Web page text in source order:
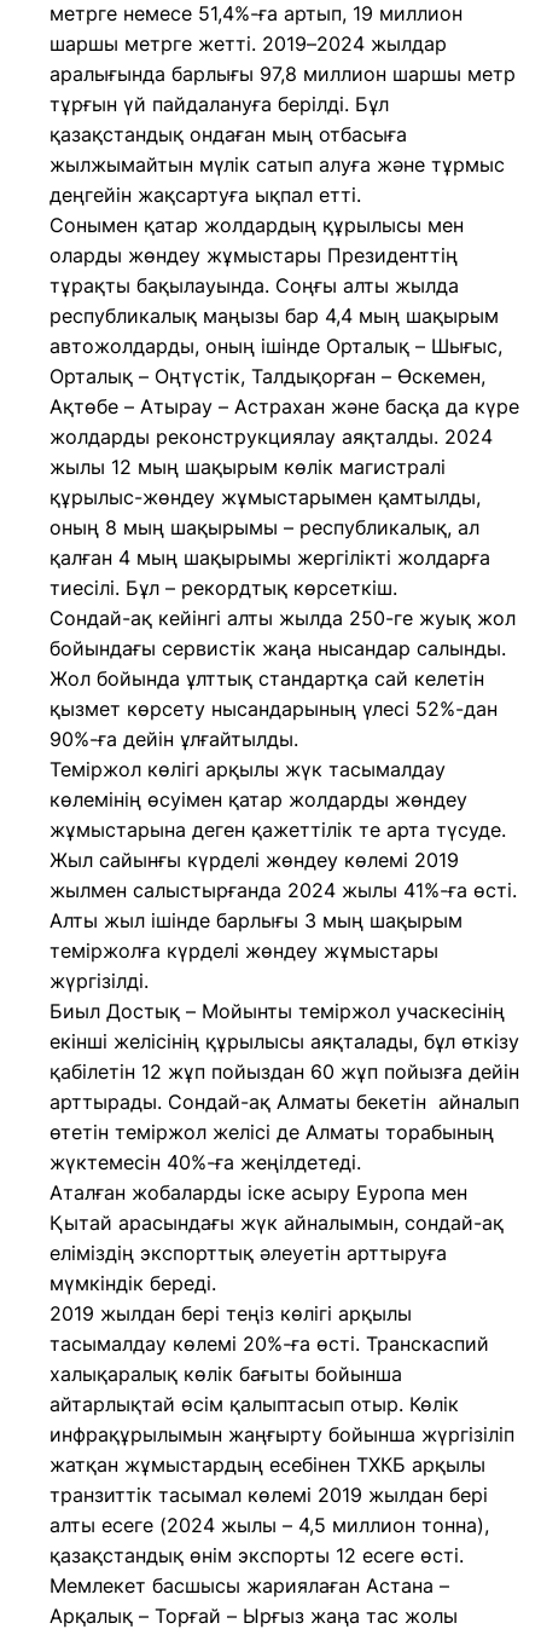
метрге немесе 51,4%-ға артып, 19 миллион
шаршы метрге жетті. 2019–2024 жылдар
аралығында барлығы 97,8 миллион шаршы метр
тұрғын үй пайдалануға берілді. Бұл
қазақстандық ондаған мың отбасыға
жылжымайтын мүлік сатып алуға және тұрмыс
деңгейін жақсартуға ықпал етті.
Сонымен қатар жолдардың құрылысы мен
оларды жөндеу жұмыстары Президенттің
тұрақты бақылауында. Соңғы алты жылда
республикалық маңызы бар 4,4 мың шақырым
автожолдарды, оның ішінде Орталық – Шығыс,
Орталық – Оңтүстік, Талдықорған – Өскемен,
Ақтөбе – Атырау – Астрахан және басқа да күре
жолдарды реконструкциялау аяқталды. 2024
жылы 12 мың шақырым көлік магистралі
құрылыс-жөндеу жұмыстарымен қамтылды,
оның 8 мың шақырымы – республикалық, ал
қалған 4 мың шақырымы жергілікті жолдарға
тиесілі. Бұл – рекордтық көрсеткіш.
Сондай-ақ кейінгі алты жылда 250-ге жуық жол
бойындағы сервистік жаңа нысандар салынды.
Жол бойында ұлттық стандартқа сай келетін
қызмет көрсету нысандарының үлесі 52%-дан
90%-ға дейін ұлғайтылды.
Теміржол көлігі арқылы жүк тасымалдау
көлемінің өсуімен қатар жолдарды жөндеу
жұмыстарына деген қажеттілік те арта түсуде.
Жыл сайынғы күрделі жөндеу көлемі 2019
жылмен салыстырғанда 2024 жылы 41%-ға өсті.
Алты жыл ішінде барлығы 3 мың шақырым
теміржолға күрделі жөндеу жұмыстары
жүргізілді.
Биыл Достық – Мойынты теміржол учаскесінің
екінші желісінің құрылысы аяқталады, бұл өткізу
қабілетін 12 жұп пойыздан 60 жұп пойызға дейін
арттырады. Сондай-ақ Алматы бекетін айналып
өтетін теміржол желісі де Алматы торабының
жүктемесін 40%-ға жеңілдетеді.
Аталған жобаларды іске асыру Еуропа мен
Қытай арасындағы жүк айналымын, сондай-ақ
еліміздің экспорттық әлеуетін арттыруға
мүмкіндік береді.
2019 жылдан бері теңіз көлігі арқылы
тасымалдау көлемі 20%-ға өсті. Транскаспий
халықаралық көлік бағыты бойынша
айтарлықтай өсім қалыптасып отыр. Көлік
инфрақұрылымын жаңғырту бойынша жүргізіліп
жатқан жұмыстардың есебінен ТХКБ арқылы
транзиттік тасымал көлемі 2019 жылдан бері
алты есеге (2024 жылы – 4,5 миллион тонна),
қазақстандық өнім экспорты 12 есеге өсті.
Мемлекет басшысы жариялаған Астана –
Арқалық – Торғай – Ырғыз жаңа тас жолы